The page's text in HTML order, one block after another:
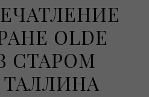
OLDE
СТАРОМ